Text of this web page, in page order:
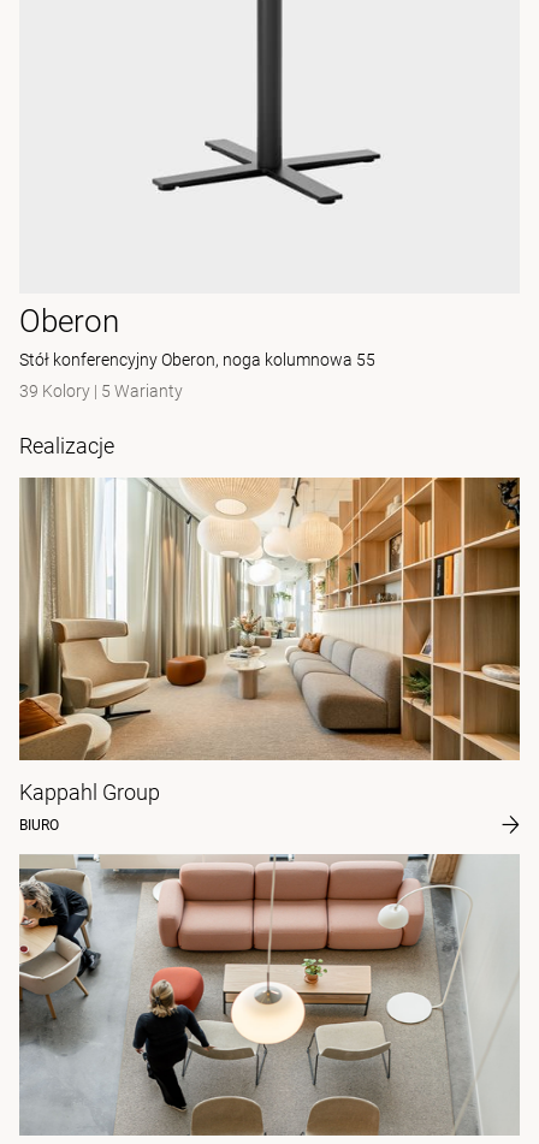
Oberon
Stół konferencyjny Oberon, noga kolumnowa 55
39 Kolory | 5 Warianty
Realizacje
Kappahl Group
BIURO